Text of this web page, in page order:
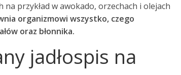
przykład w awokado, orzechach i olejach
organizmowi wszystko, czego
oraz błonnika.
jadłospis na